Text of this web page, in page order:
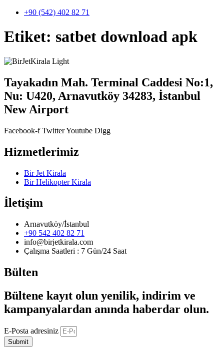
+90 (542) 402 82 71
Etiket: satbet download apk
Tayakadın Mah. Terminal Caddesi No:1,
Nu: U420, Arnavutköy 34283, İstanbul
New Airport
Facebook-f TwitterYoutube Digg
Hizmetlerimiz
Bir Jet Kirala
Bir Helikopter Kirala
İletişim
Arnavutköy/İstanbul
+90 542 402 82 71
info@birjetkirala.com
Çalışma Saatleri : 7 Gün/24 Saat
Bülten
Bültene kayıt olun yenilik, indirim ve
kampanyalardan anında haberdar olun.
E-Posta adresiniz
Submit